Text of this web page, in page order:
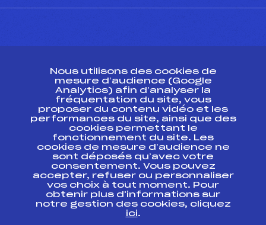
Ressources
Pass’Neige
Projet sportif fédéral
Projet de performance fédéral
Antidopage
Pôle Développement, Formation, Suivi
Scientifique
Listes ministérielles
Pôle vie de l’athlète
Enseignement professionnel
Nous utilisons des cookies de
mesure d’audience (Google
Analytics) afin d’analyser la
fréquentation du site, vous
proposer du contenu vidéo et les
performances du site, ainsi que des
cookies permettant le
fonctionnement du site. Les
cookies de mesure d’audience ne
sont déposés qu’avec votre
consentement. Vous pouvez
accepter, refuser ou personnaliser
vos choix à tout moment. Pour
obtenir plus d'informations sur
notre gestion des cookies, cliquez
ici.